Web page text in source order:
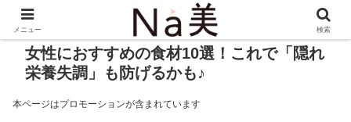
女性におすすめの食材10選！これで「隠れ
栄養失調」も防げるかも♪
本ページはプロモーションが含まれています
メニュー 検索